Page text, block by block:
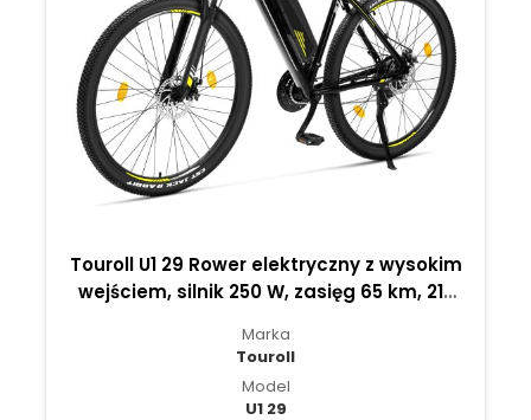
Touroll U1 29 Rower elektryczny z wysokim
wejściem, silnik 250 W, zasięg 65 km, 21-
Marka
Touroll
Model
U1 29